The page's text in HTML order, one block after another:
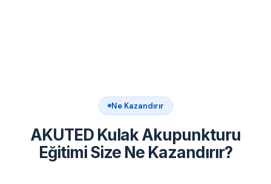
Ne Kazandırır
AKUTED Kulak Akupunkturu
Eğitimi Size Ne Kazandırır?